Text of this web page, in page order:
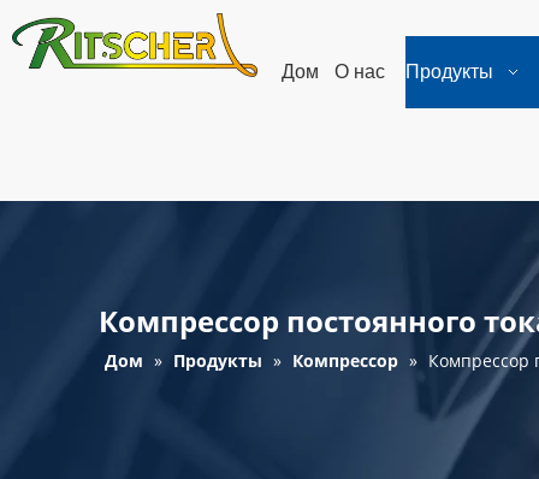
Дом О нас Продукты
Компрессор постоянного
Дом » Продукты » Компрессор » Компрессор